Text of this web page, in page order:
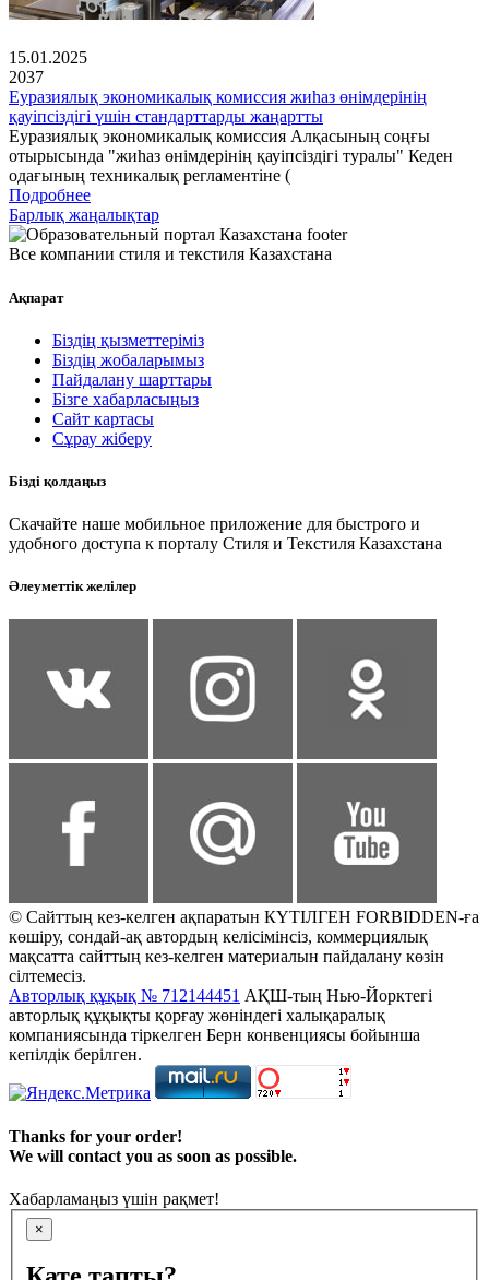
15.01.2025
2037
Еуразиялық экономикалық комиссия жиһаз өнімдерінің
қауіпсіздігі үшін стандарттарды жаңартты
Еуразиялық экономикалық комиссия Алқасының соңғы
отырысында "жиһаз өнімдерінің қауіпсіздігі туралы" Кеден
одағының техникалық регламентіне (
Подробнее
Барлық жаңалықтар
Все компании стиля и текстиля Казахстана
Ақпарат
Біздің қызметтеріміз
Біздің жобаларымыз
Пайдалану шарттары
Бізге хабарласыңыз
Сайт картасы
Сұрау жіберу
Бізді қолдаңыз
Скачайте наше мобильное приложение для быстрого и
удобного доступа к порталу Стиля и Текстиля Казахстана
Әлеуметтік желілер
© Сайттың кез-келген ақпаратын КҮТІЛГЕН FORBIDDEN-ға
көшіру, сондай-ақ автордың келісімінсіз, коммерциялық
мақсатта сайттың кез-келген материалын пайдалану көзін
сілтемесіз.
Авторлық құқық № 712144451 АҚШ-тың Нью-Йорктегі
авторлық құқықты қорғау жөніндегі халықаралық
компаниясында тіркелген Берн конвенциясы бойынша
кепілдік берілген.
Thanks for your order!
We will contact you as soon as possible.
Хабарламаңыз үшін рақмет!
×